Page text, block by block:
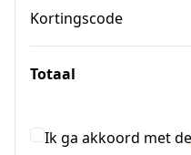
Kortingscode
Totaal
Ik ga akkoord met de